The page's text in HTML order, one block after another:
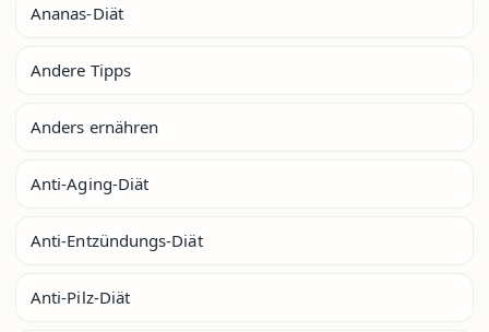
Ananas-Diät
Andere Tipps
Anders ernähren
Anti-Aging-Diät
Anti-Entzündungs-Diät
Anti-Pilz-Diät